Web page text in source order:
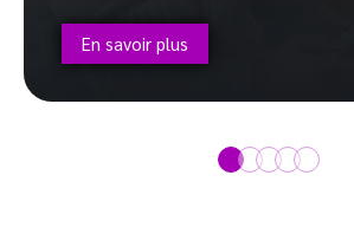
En savoir plus